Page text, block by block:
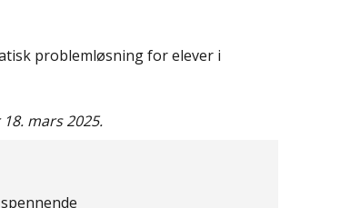
problemløsning for elever i
mars 2025.